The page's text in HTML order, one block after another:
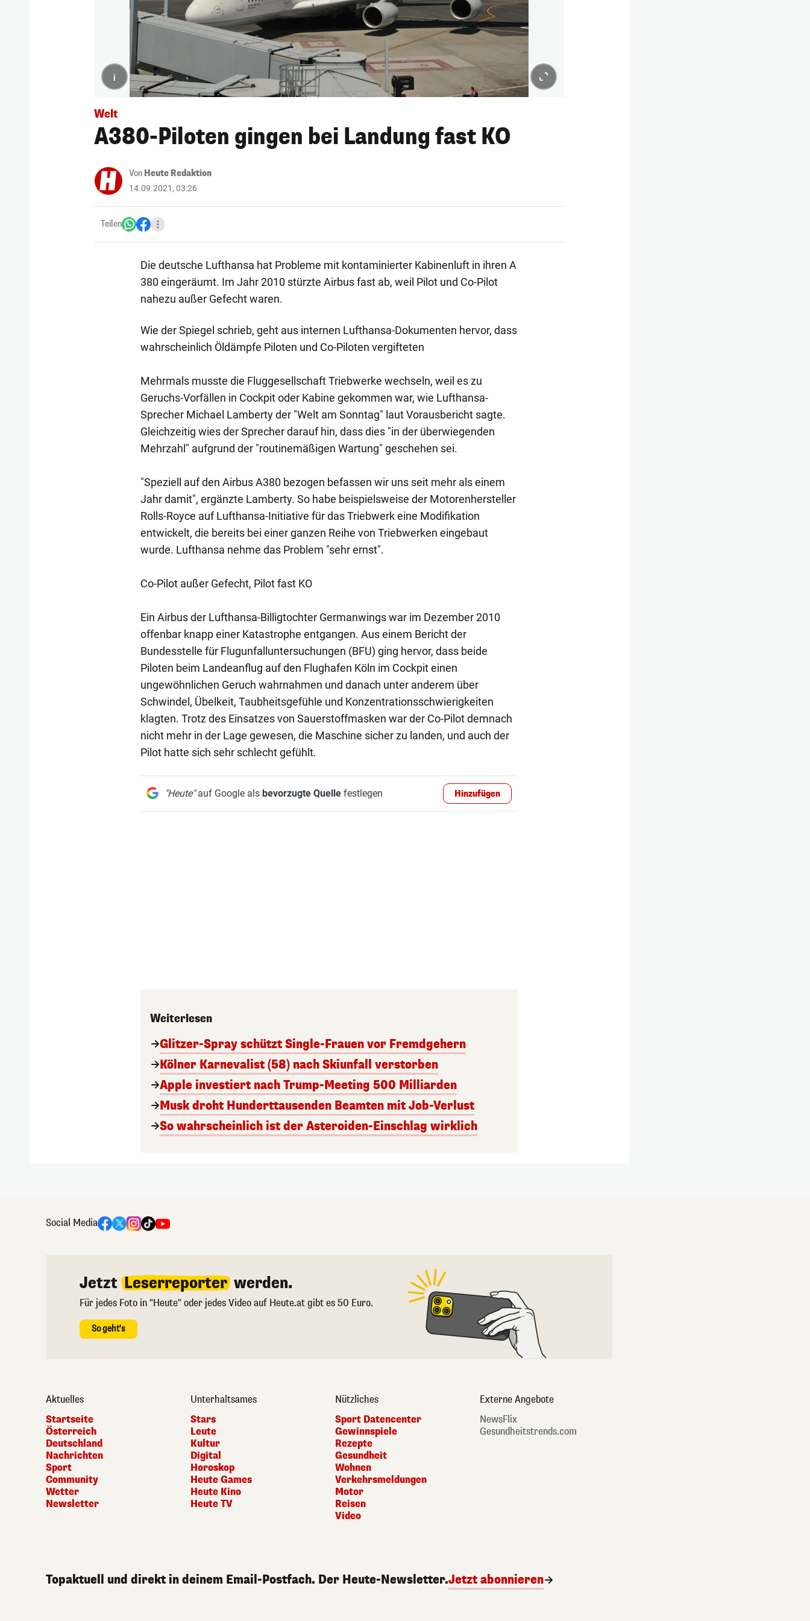
i
Welt
A380-Piloten gingen bei Landung fast KO
Von Heute Redaktion
14.09.2021, 03:26
Teilen
Die deutsche Lufthansa hat Probleme mit kontaminierter Kabinenluft in ihren A
380 eingeräumt. Im Jahr 2010 stürzte Airbus fast ab, weil Pilot und Co-Pilot
nahezu außer Gefecht waren.
Wie der Spiegel schrieb, geht aus internen Lufthansa-Dokumenten hervor, dass
wahrscheinlich Öldämpfe Piloten und Co-Piloten vergifteten
Mehrmals musste die Fluggesellschaft Triebwerke wechseln, weil es zu
Geruchs-Vorfällen in Cockpit oder Kabine gekommen war, wie Lufthansa-
Sprecher Michael Lamberty der "Welt am Sonntag" laut Vorausbericht sagte.
Gleichzeitig wies der Sprecher darauf hin, dass dies "in der überwiegenden
Mehrzahl" aufgrund der "routinemäßigen Wartung" geschehen sei.
"Speziell auf den Airbus A380 bezogen befassen wir uns seit mehr als einem
Jahr damit", ergänzte Lamberty. So habe beispielsweise der Motorenhersteller
Rolls-Royce auf Lufthansa-Initiative für das Triebwerk eine Modifikation
entwickelt, die bereits bei einer ganzen Reihe von Triebwerken eingebaut
wurde. Lufthansa nehme das Problem "sehr ernst".
Co-Pilot außer Gefecht, Pilot fast KO
Ein Airbus der Lufthansa-Billigtochter Germanwings war im Dezember 2010
offenbar knapp einer Katastrophe entgangen. Aus einem Bericht der
Bundesstelle für Flugunfalluntersuchungen (BFU) ging hervor, dass beide
Piloten beim Landeanflug auf den Flughafen Köln im Cockpit einen
ungewöhnlichen Geruch wahrnahmen und danach unter anderem über
Schwindel, Übelkeit, Taubheitsgefühle und Konzentrationsschwierigkeiten
klagten. Trotz des Einsatzes von Sauerstoffmasken war der Co-Pilot demnach
nicht mehr in der Lage gewesen, die Maschine sicher zu landen, und auch der
Pilot hatte sich sehr schlecht gefühlt.
"Heute"auf Google als bevorzugte Quellefestlegen Hinzufügen
Weiterlesen
Glitzer-Spray schützt Single-Frauen vor Fremdgehern
Kölner Karnevalist (58) nach Skiunfall verstorben
Apple investiert nach Trump-Meeting 500 Milliarden
Musk droht Hunderttausenden Beamten mit Job-Verlust
So wahrscheinlich ist der Asteroiden-Einschlag wirklich
Social Media
Jetzt Leserreporter werden.
Für jedes Foto in "Heute" oder jedes Video auf Heute.at gibt es 50 Euro.
So geht's
Aktuelles
Startseite
Österreich
Deutschland
Nachrichten
Sport
Community
Wetter
Newsletter
Unterhaltsames
Stars
Leute
Kultur
Digital
Horoskop
Heute Games
Heute Kino
Heute TV
Nützliches
Sport Datencenter
Gewinnspiele
Rezepte
Gesundheit
Wohnen
Verkehrsmeldungen
Motor
Reisen
Video
Externe Angebote
NewsFlix
Gesundheitstrends.com
Topaktuell und direkt in deinem Email-Postfach. Der Heute-Newsletter.Jetzt abonnieren